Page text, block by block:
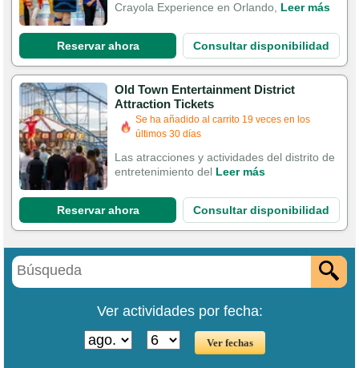
Crayola Experience en Orlando, Leer más
Reservar ahora Consultar disponibilidad
Old Town Entertainment District
Attraction Tickets
Se ha añadido al carrito 19 veces en los
últimos 30 días
Las atracciones y actividades del distrito de
entretenimiento del Leer más
Reservar ahora Consultar disponibilidad
Ver actividades por fecha: